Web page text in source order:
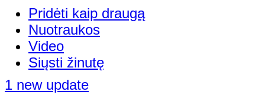
Pridėti kaip draugą
Nuotraukos
Video
Siųsti žinutę
1 new update